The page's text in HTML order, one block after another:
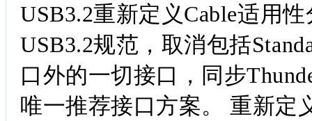
USB3.2重新定义Cable适用性
USB3.2规范，取消包括
口外的一切接口，同步
唯一推荐接口方案。重新定